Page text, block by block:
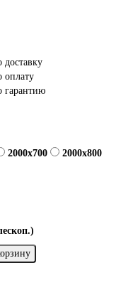
доставку
оплату
гарантию
2000x700
2000x800